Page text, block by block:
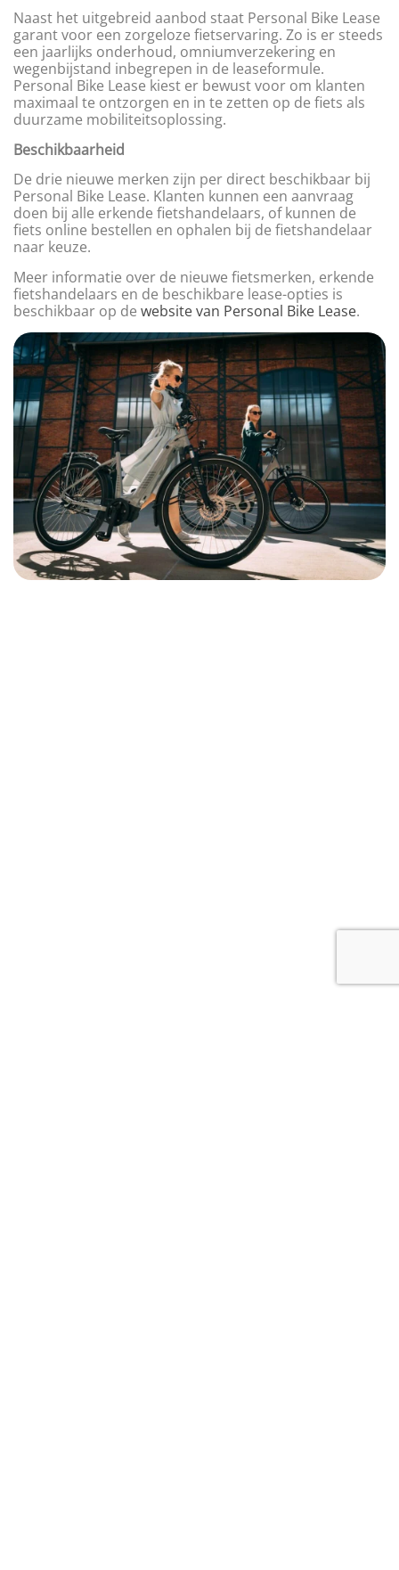
Naast het uitgebreid aanbod staat Personal Bike Lease
garant voor een zorgeloze fietservaring. Zo is er steeds
een jaarlijks onderhoud, omniumverzekering en
wegenbijstand inbegrepen in de leaseformule.
Personal Bike Lease kiest er bewust voor om klanten
maximaal te ontzorgen en in te zetten op de fiets als
duurzame mobiliteitsoplossing.
Beschikbaarheid
De drie nieuwe merken zijn per direct beschikbaar bij
Personal Bike Lease. Klanten kunnen een aanvraag
doen bij alle erkende fietshandelaars, of kunnen de
fiets online bestellen en ophalen bij de fietshandelaar
naar keuze.
Meer informatie over de nieuwe fietsmerken, erkende
fietshandelaars en de beschikbare lease-opties is
beschikbaar op de website van Personal Bike Lease.